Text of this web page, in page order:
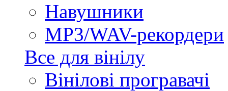
Навушники
MP3/WAV-рекордери
Все для вінілу
Вінілові програвачі